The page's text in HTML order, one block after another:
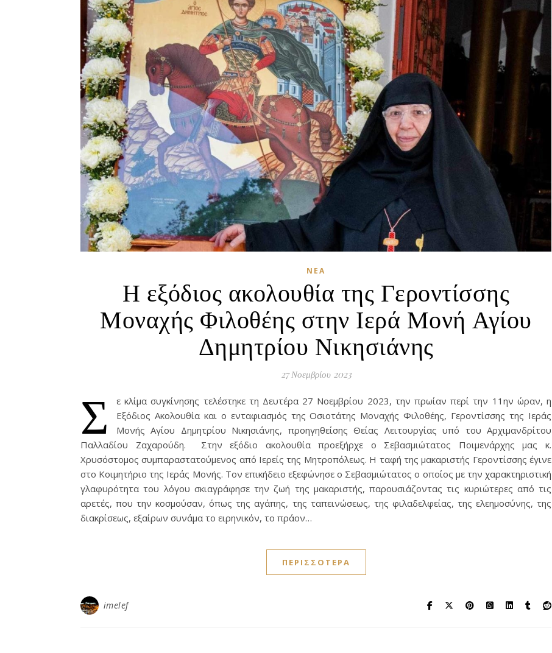
ΝΈΑ
Η εξόδιος ακολουθία της Γεροντίσσης
Μοναχής Φιλοθέης στην Ιερά Μονή Αγίου
Δημητρίου Νικησιάνης
27 Νοεμβρίου 2023
Σ
ε κλίμα συγκίνησης τελέστηκε τη Δευτέρα 27 Νοεμβρίου 2023, την πρωίαν περί την 11ην ώραν, η
Εξόδιος Ακολουθία και ο ενταφιασμός της Οσιοτάτης Μοναχής Φιλοθέης, Γεροντίσσης της Ιεράς
Μονής Αγίου Δημητρίου Νικησιάνης, προηγηθείσης Θείας Λειτουργίας υπό του Αρχιμανδρίτου
Παλλαδίου Ζαχαρούδη. Στην εξόδιο ακολουθία προεξήρχε ο Σεβασμιώτατος Ποιμενάρχης μας κ.
Χρυσόστομος συμπαραστατούμενος από Ιερείς της Μητροπόλεως. Η ταφή της μακαριστής Γεροντίσσης έγινε
στο Κοιμητήριο της Ιεράς Μονής. Τον επικήδειο εξεφώνησε ο Σεβασμιώτατος ο οποίος με την χαρακτηριστική
γλαφυρότητα του λόγου σκιαγράφησε την ζωή της μακαριστής, παρουσιάζοντας τις κυριώτερες από τις
αρετές, που την κοσμούσαν, όπως της αγάπης, της ταπεινώσεως, της φιλαδελφείας, της ελεημοσύνης, της
διακρίσεως, εξαίρων συνάμα το ειρηνικόν, το πράον…
ΠΕΡΙΣΣΌΤΕΡΑ
imelef